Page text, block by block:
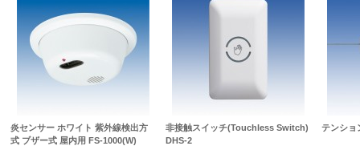
炎センサー ホワイト 紫外線検出方
式 ブザー式 屋内用 FS-1000(W)
非接触スイッチ(Touchless Switch)
DHS-2
テンショ